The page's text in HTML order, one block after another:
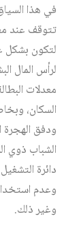
في هذا
تتوقف عند
لتكون بشكل
لرأس المال
معدلات
السكان،
ودفق
الشباب ذوي
دائرة
وعدم
وغير ذلك.